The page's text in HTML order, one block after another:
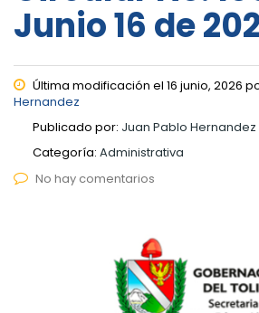
Junio 16 de
Última modificación el 16 junio, 2026
Hernandez
Publicado por: Juan Pablo Hernandez
Categoría: Administrativa
No hay comentarios